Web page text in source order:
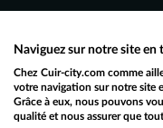
Nos
Would you like to
Naviguez sur notre site
Chez Cuir-city.com comme
votre navigation sur notre site
Grâce à eux, nous pouvons
qualité et nous assurer que